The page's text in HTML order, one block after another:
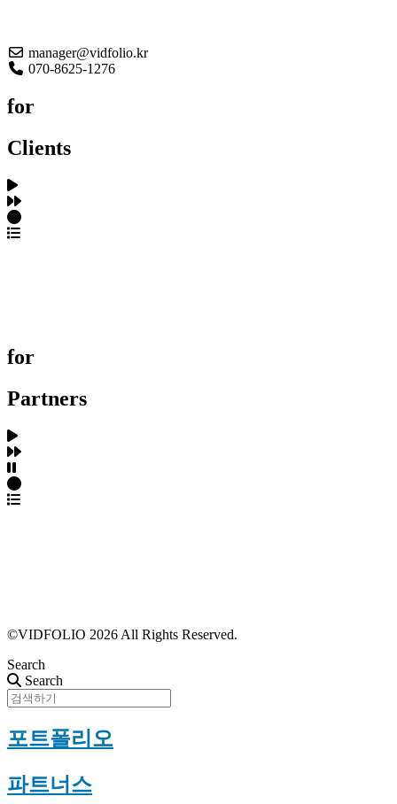
manager@vidfolio.kr
070-8625-1276
for
Clients
for
Partners
©VIDFOLIO 2026 All Rights Reserved.
Search
Search
포트폴리오
파트너스